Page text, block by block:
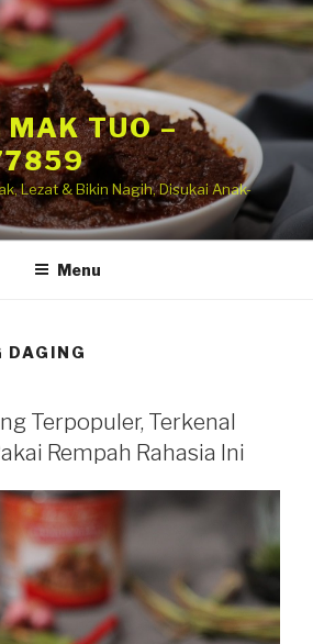
MAK TUO –
Lezat & Bikin Nagih, Disukai Anak-
Menu
DAGING
Terpopuler, Terkenal
Rempah Rahasia Ini